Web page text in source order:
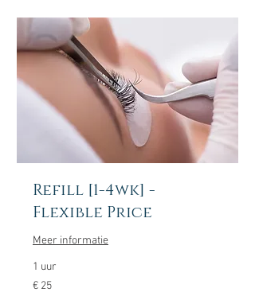
Refill [1-4wk] -
Flexible Price
Meer informatie
1 uur
25
euro
€ 25